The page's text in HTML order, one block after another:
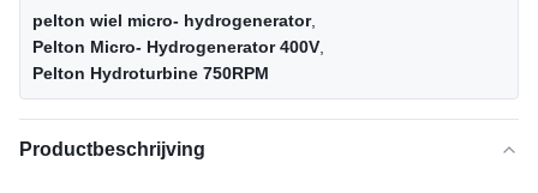
pelton wiel micro- hydrogenerator,
Pelton Micro- Hydrogenerator 400V
Pelton Hydroturbine 750RPM
Productbeschrijving